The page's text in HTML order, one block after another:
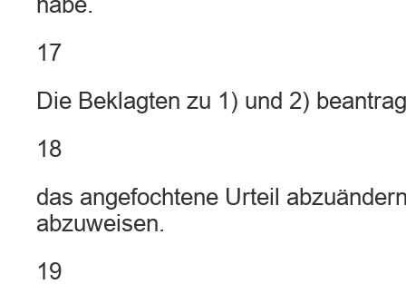
17
Die Beklagten zu 1) und 2)
18
das angefochtene Urteil
abzuweisen.
19